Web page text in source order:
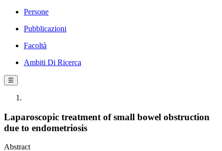
Persone
Pubblicazioni
Facoltà
Ambiti Di Ricerca
☰
Laparoscopic treatment of small bowel obstruction
due to endometriosis
Abstract